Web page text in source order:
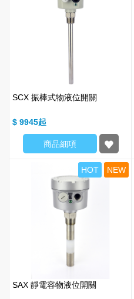
SCX 振棒式物液位開關
$ 9945
商品細項
HOT NEW
SAX 靜電容物液位開關